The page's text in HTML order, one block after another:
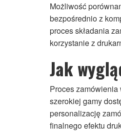
Możliwość
bezpośrednio z
proces składania
korzystanie z
Jak
Proces
szerokiej gamy
personalizację
finalnego efektu